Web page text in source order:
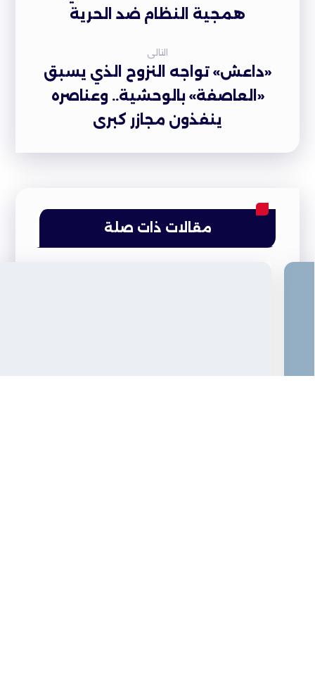
همجية النظام ضد الحرية
التالى
«داعش» تواجه النزوح الذي يسبق
«العاصفة» بالوحشية.. وعناصره
ينفذون مجازر كبرى
مقالات ذات صلة